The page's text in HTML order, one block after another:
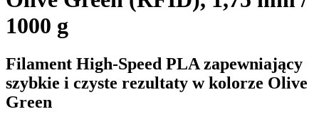
1000 g
Filament High-Speed PLA zapewniający
szybkie i czyste rezultaty w kolorze Olive
Green